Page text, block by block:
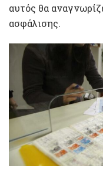
αυτός θα
ασφάλισης.